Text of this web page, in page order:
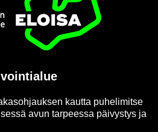
kaut­ta pu­he­li­mit­se
avun tar­pees­sa päi­vys­tys ja